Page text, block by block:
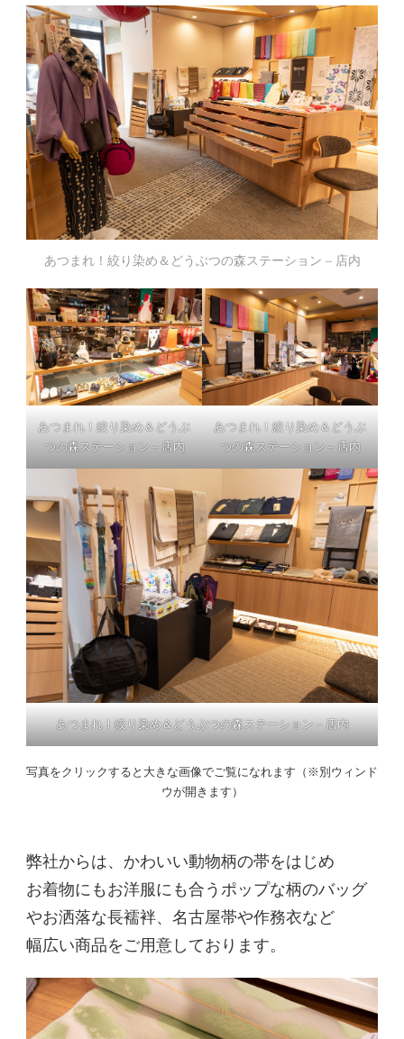
あつまれ！絞り染め＆どうぶつの森ステーション – 店内
あつまれ！絞り染め＆どうぶ
つの森ステーション – 店内
あつまれ！絞り染め＆どうぶ
つの森ステーション – 店内
あつまれ！絞り染め＆どうぶつの森ステーション – 店内
写真をクリックすると大きな画像でご覧になれます（※別ウィンド
ウが開きます）
弊社からは、かわいい動物柄の帯をはじめ
お着物にもお洋服にも合うポップな柄のバッグ
やお洒落な長襦袢、名古屋帯や作務衣など
幅広い商品をご用意しております。